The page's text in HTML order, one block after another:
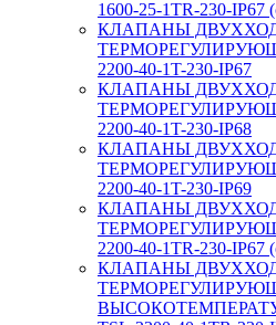
1600-25-1TR-230-IP67
КЛАПАНЫ
2200-40-1T-230-IP67
КЛАПАНЫ
2200-40-1T-230-IP68
КЛАПАНЫ
2200-40-1T-230-IP69
КЛАПАНЫ
2200-40-1TR-230-IP67
КЛАПАНЫ